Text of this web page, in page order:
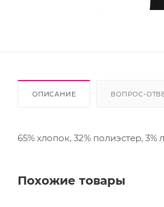
ОПИСАНИЕ ВОПРОС-
65% хлопок, 32% полиэстер, 3%
Похожие товары